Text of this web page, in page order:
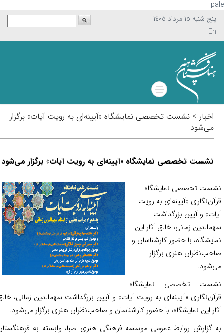
پنج شنبه ١٥ مرداد ١٤٠٥
اخبار > نشست تخصصی نمایشگاه «آیینه‌ای به رویت آیات» برگزار
می‌شود
نشست تخصصی نمایشگاه «آیینه‌ای به رویت آیات» برگزار می‌شود
تخصصی نمایشگاه
«آیینه‌ای به رویت
و آیین بزرگداشت
زمانی، خالق آثار این
با حضور کارشناسان و
هنری برگزار
تخصصی نمایشگاه
«آیینه‌ای به رویت آیات» و آیین بزرگداشت سهم‌الدین زمانی، خالق
این نمایشگاه، با حضور کارشناسان و صاحب‌نظران هنری برگزار می‌شود.
گزارش روابط عمومی موسسه فرهنگی هنری صبا، وابسته به فرهنگستان